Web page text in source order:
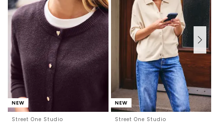
NEW
Street One Studio
NEW
Street One Studio